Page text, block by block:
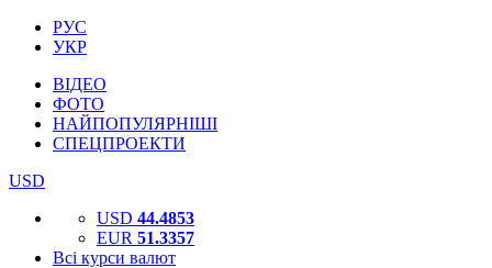
РУС
УКР
ВІДЕО
ФОТО
НАЙПОПУЛЯРНІШІ
СПЕЦПРОЕКТИ
USD
USD 44.4853
EUR 51.3357
Всі курси валют